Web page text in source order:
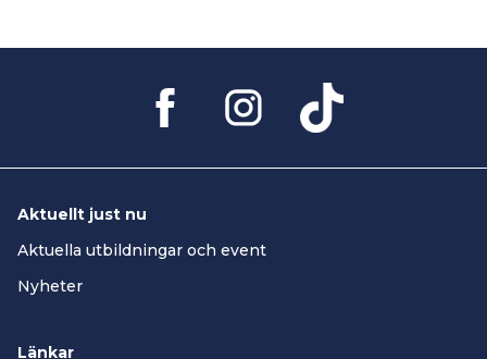
Aktuellt just nu
Aktuella utbildningar och event
Nyheter
Länkar